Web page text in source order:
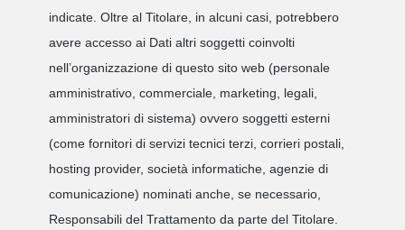
indicate. Oltre al Titolare, in alcuni casi, potrebbero
avere accesso ai Dati altri soggetti coinvolti
nell’organizzazione di questo sito web (personale
amministrativo, commerciale, marketing, legali,
amministratori di sistema) ovvero soggetti esterni
(come fornitori di servizi tecnici terzi, corrieri postali,
hosting provider, società informatiche, agenzie di
comunicazione) nominati anche, se necessario,
Responsabili del Trattamento da parte del Titolare.